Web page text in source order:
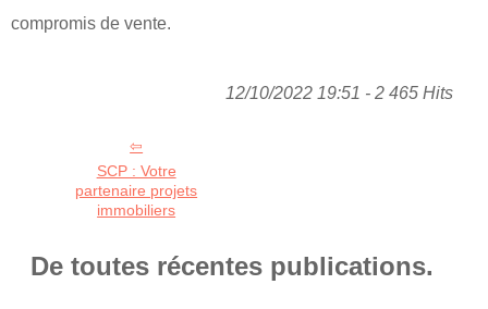
compromis de vente.
12/10/2022 19:51 - 2 465 Hits
SCP : Votre
partenaire projets
immobiliers
De toutes récentes publications.